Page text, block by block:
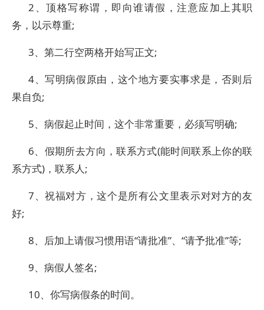
2、顶格写称谓，即向谁请假，注意应加上其职
务，以示尊重;
3、第二行空两格开始写正文;
4、写明病假原由，这个地方要实事求是，否则后
果自负;
5、病假起止时间，这个非常重要，必须写明确;
6、假期所去方向，联系方式(能时间联系上你的联
系方式)，联系人;
7、祝福对方，这个是所有公文里表示对对方的友
好;
8、后加上请假习惯用语“请批准”、“请予批准”等;
9、病假人签名;
10、你写病假条的时间。